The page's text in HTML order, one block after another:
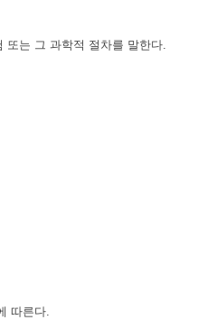
또는 그 과학적 절차를 말한다.
따른다.